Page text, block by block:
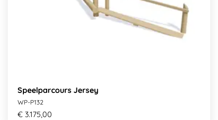
Speelparcours Jersey
WP-P132
€ 3.175,00